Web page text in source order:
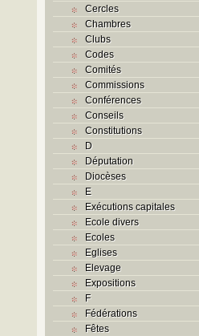
Cercles
Chambres
Clubs
Codes
Comités
Commissions
Conférences
Conseils
Constitutions
D
Députation
Diocèses
E
Exécutions capitales
Ecole divers
Ecoles
Eglises
Elevage
Expositions
F
Fédérations
Fêtes